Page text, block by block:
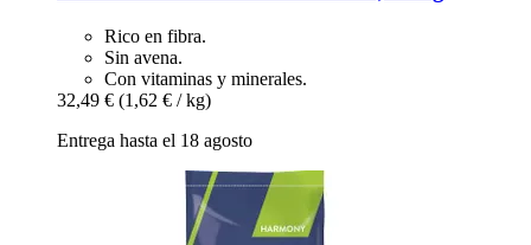
Rico en fibra.
Sin avena.
Con vitaminas y minerales.
32,49 € (1,62 € / kg)
Entrega hasta el 18 agosto